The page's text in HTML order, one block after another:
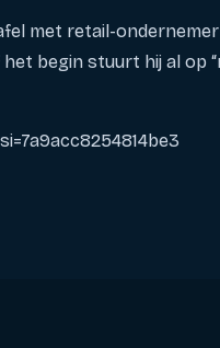
met retail-ondernemer
begin stuurt hij al op